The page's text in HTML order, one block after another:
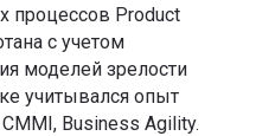
процессов Product
с учетом
моделей зрелости
учитывался опыт
Business Agility.